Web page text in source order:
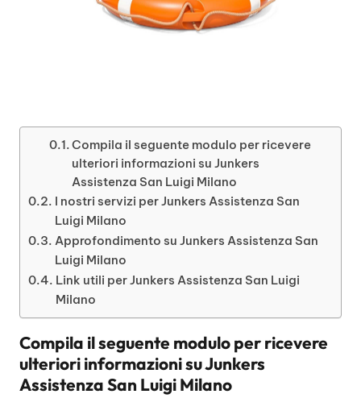
Compila il seguente modulo per ricevere
ulteriori informazioni su Junkers
Assistenza San Luigi Milano
I nostri servizi per Junkers Assistenza San
Luigi Milano
Approfondimento su Junkers Assistenza San
Luigi Milano
Link utili per Junkers Assistenza San Luigi
Milano
Compila il seguente modulo per ricevere
ulteriori informazioni suJunkers
Assistenza San Luigi Milano